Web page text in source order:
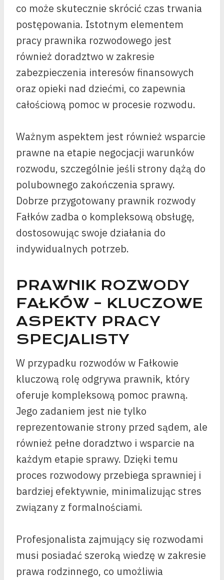
co może skutecznie skrócić czas trwania
postępowania. Istotnym elementem
pracy prawnika rozwodowego jest
również doradztwo w zakresie
zabezpieczenia interesów finansowych
oraz opieki nad dziećmi, co zapewnia
całościową pomoc w procesie rozwodu.
Ważnym aspektem jest również wsparcie
prawne na etapie negocjacji warunków
rozwodu, szczególnie jeśli strony dążą do
polubownego zakończenia sprawy.
Dobrze przygotowany prawnik rozwody
Fałków zadba o kompleksową obsługę,
dostosowując swoje działania do
indywidualnych potrzeb.
PRAWNIK ROZWODY
FAŁKÓW – KLUCZOWE
ASPEKTY PRACY
SPECJALISTY
W przypadku rozwodów w Fałkowie
kluczową rolę odgrywa prawnik, który
oferuje kompleksową pomoc prawną.
Jego zadaniem jest nie tylko
reprezentowanie strony przed sądem, ale
również pełne doradztwo i wsparcie na
każdym etapie sprawy. Dzięki temu
proces rozwodowy przebiega sprawniej i
bardziej efektywnie, minimalizując stres
związany z formalnościami.
Profesjonalista zajmujący się rozwodami
musi posiadać szeroką wiedzę w zakresie
prawa rodzinnego, co umożliwia